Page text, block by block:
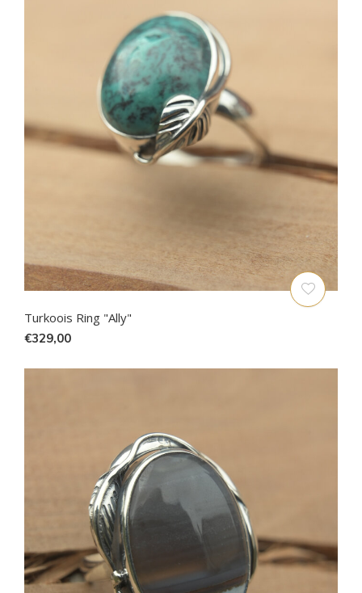
Turkoois Ring "Ally"
€329,00